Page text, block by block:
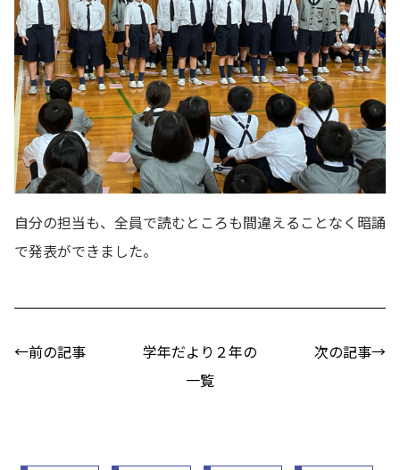
自分の担当も、全員で読むところも間違えることなく暗誦
で発表ができました。
←前の記事
学年だより２年の
一覧
次の記事→